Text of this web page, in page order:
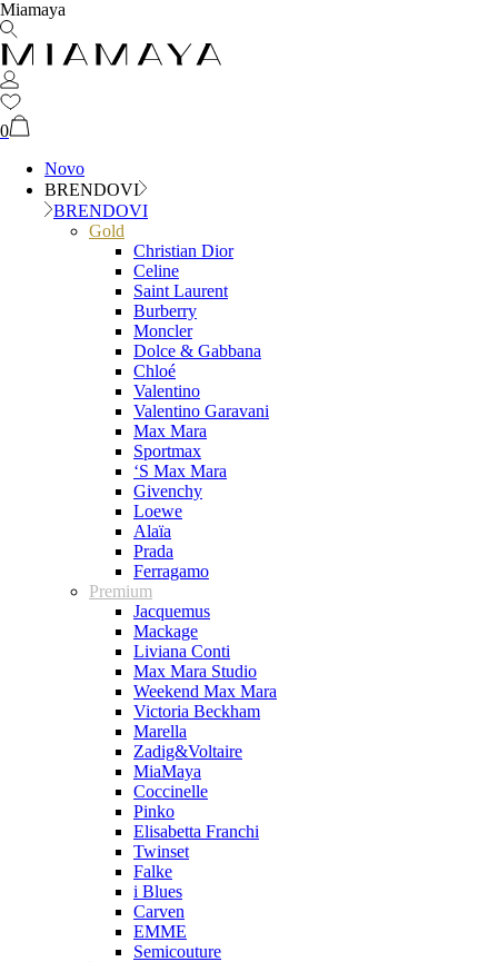
Miamaya
0
Novo
BRENDOVI
BRENDOVI
Gold
Christian Dior
Celine
Saint Laurent
Burberry
Moncler
Dolce & Gabbana
Chloé
Valentino
Valentino Garavani
Max Mara
Sportmax
‘S Max Mara
Givenchy
Loewe
Alaïa
Prada
Ferragamo
Premium
Jacquemus
Mackage
Liviana Conti
Max Mara Studio
Weekend Max Mara
Victoria Beckham
Marella
Zadig&Voltaire
MiaMaya
Coccinelle
Pinko
Elisabetta Franchi
Twinset
Falke
i Blues
Carven
EMME
Semicouture